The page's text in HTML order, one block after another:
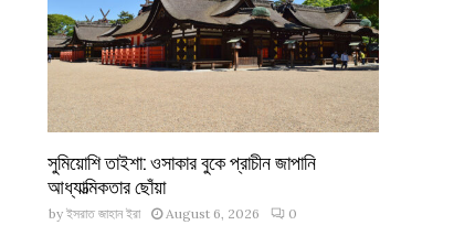
সুমিয়োশি তাইশা: ওসাকার বুকে প্রাচীন জাপানি
আধ্যাত্মিকতার ছোঁয়া
by ইসরাত জাহান ইরা August 6, 2026 0